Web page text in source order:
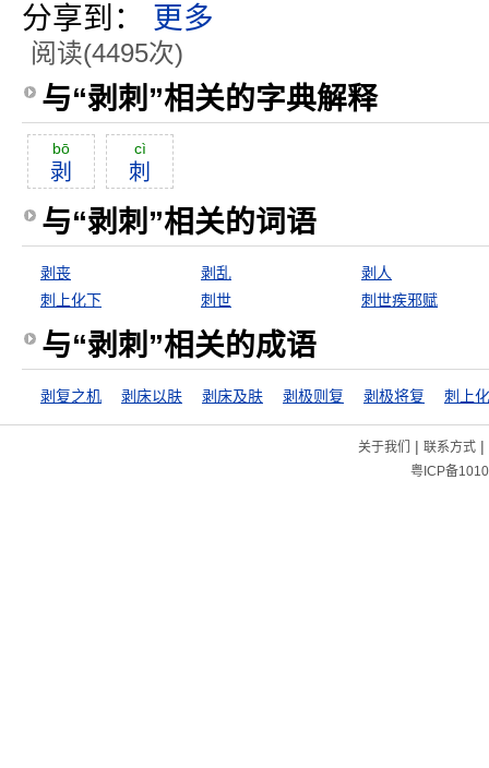
分享到： 更多
阅读(4495次)
与“剥刺”相关的字典解释
bō
剥
cì
刺
与“剥刺”相关的词语
剥丧 剥乱
剥人
刺上化下
刺世 刺世疾邪赋
与“剥刺”相关的成语
剥复之机 剥床以肤 剥床及肤 剥极则复 剥极将复 刺上
关于我们 | 联系方式|
粤ICP备